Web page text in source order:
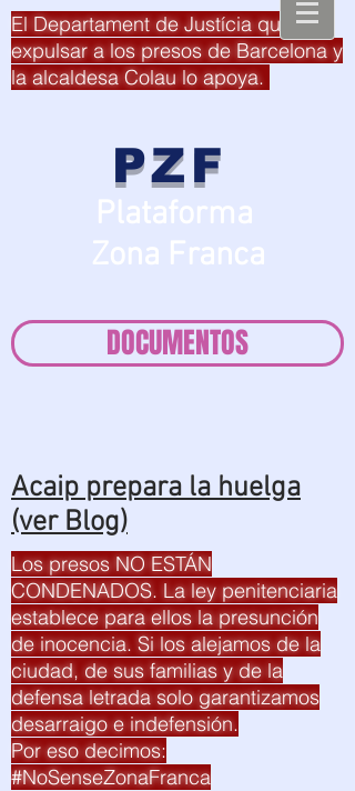
PZF
Plataforma
Zona Franca
El Departament de Justícia quiere
expulsar a los presos de Barcelona y
la alcaldesa Colau lo apoya.
Los presos NO ESTÁN
CONDENADOS. La ley penitenciaria
establece para ellos la presunción
de inocencia. Si los alejamos de la
ciudad, de sus familias y de la
defensa letrada solo garantizamos
desarraigo e indefensión.
Por eso decimos:
#NoSenseZonaFranca
Acaip prepara la huelga
(ver Blog)
DOCUMENTOS